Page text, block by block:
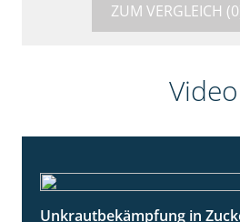
ZUM VERGLEICH
Video
Unkrautbekämpfung in